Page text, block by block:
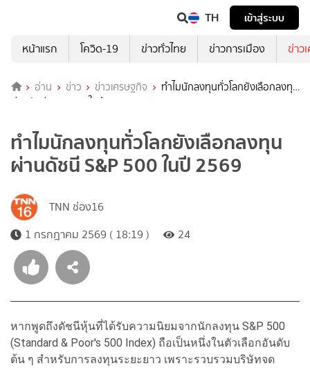
TH
เข้าสู่ระบบ
หน้าแรก
โควิด-19 ข่าวทั่วไทย ข่าวการเมือง ข่าว
อ่าน ข่าว ข่าวเศรษฐกิจ
ทำไมนักลงทุนทั่วโลกยังเลือกลงทุน
ผ่านดัชนี S&P 500 ในปี 2569
ทำไมนักลงทุนทั่วโลกยังเลือกลงทุน
ผ่านดัชนี S&P 500 ในปี 2569
TNN ช่อง16
1 กรกฎาคม 2569 ( 18:19 )
24
หากพูดถึงดัชนีหุ้นที่ได้รับความนิยมจากนักลงทุน S&P 500
(Standard & Poor's 500 Index) ถือเป็นหนึ่งในตัวเลือกอันดับ
ต้น ๆ สำหรับการลงทุนระยะยาว เพราะรวบรวมบริษัทจด